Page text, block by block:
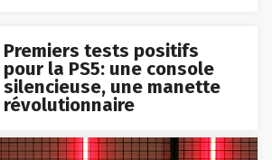
Premiers tests positifs
pour la PS5: une console
silencieuse, une manette
révolutionnaire